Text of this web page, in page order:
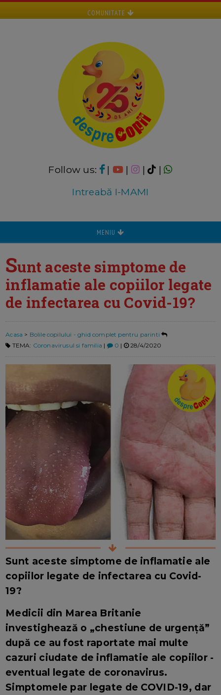
COMUNITATE
Follow us: | | |
|
Intreabă I-MAMI
MENIU
Sunt aceste simptome de
inflamatie ale copiilor legate
de infectarea cu Covid-19?
Acasa > Bolile copilului - ghid complet pentru parinti
TEMA: Coronavirusul si familia | 0 | 28/4/2020
Sunt aceste simptome de inflamatie ale
copiilor legate de infectarea cu Covid-
19?
Medicii din Marea Britanie
investighează o „chestiune de urgență”
după ce au fost raportate mai multe
cazuri ciudate de inflamatie ale copiilor -
eventual legate de coronavirus.
Simptomele par legate de COVID-19, dar